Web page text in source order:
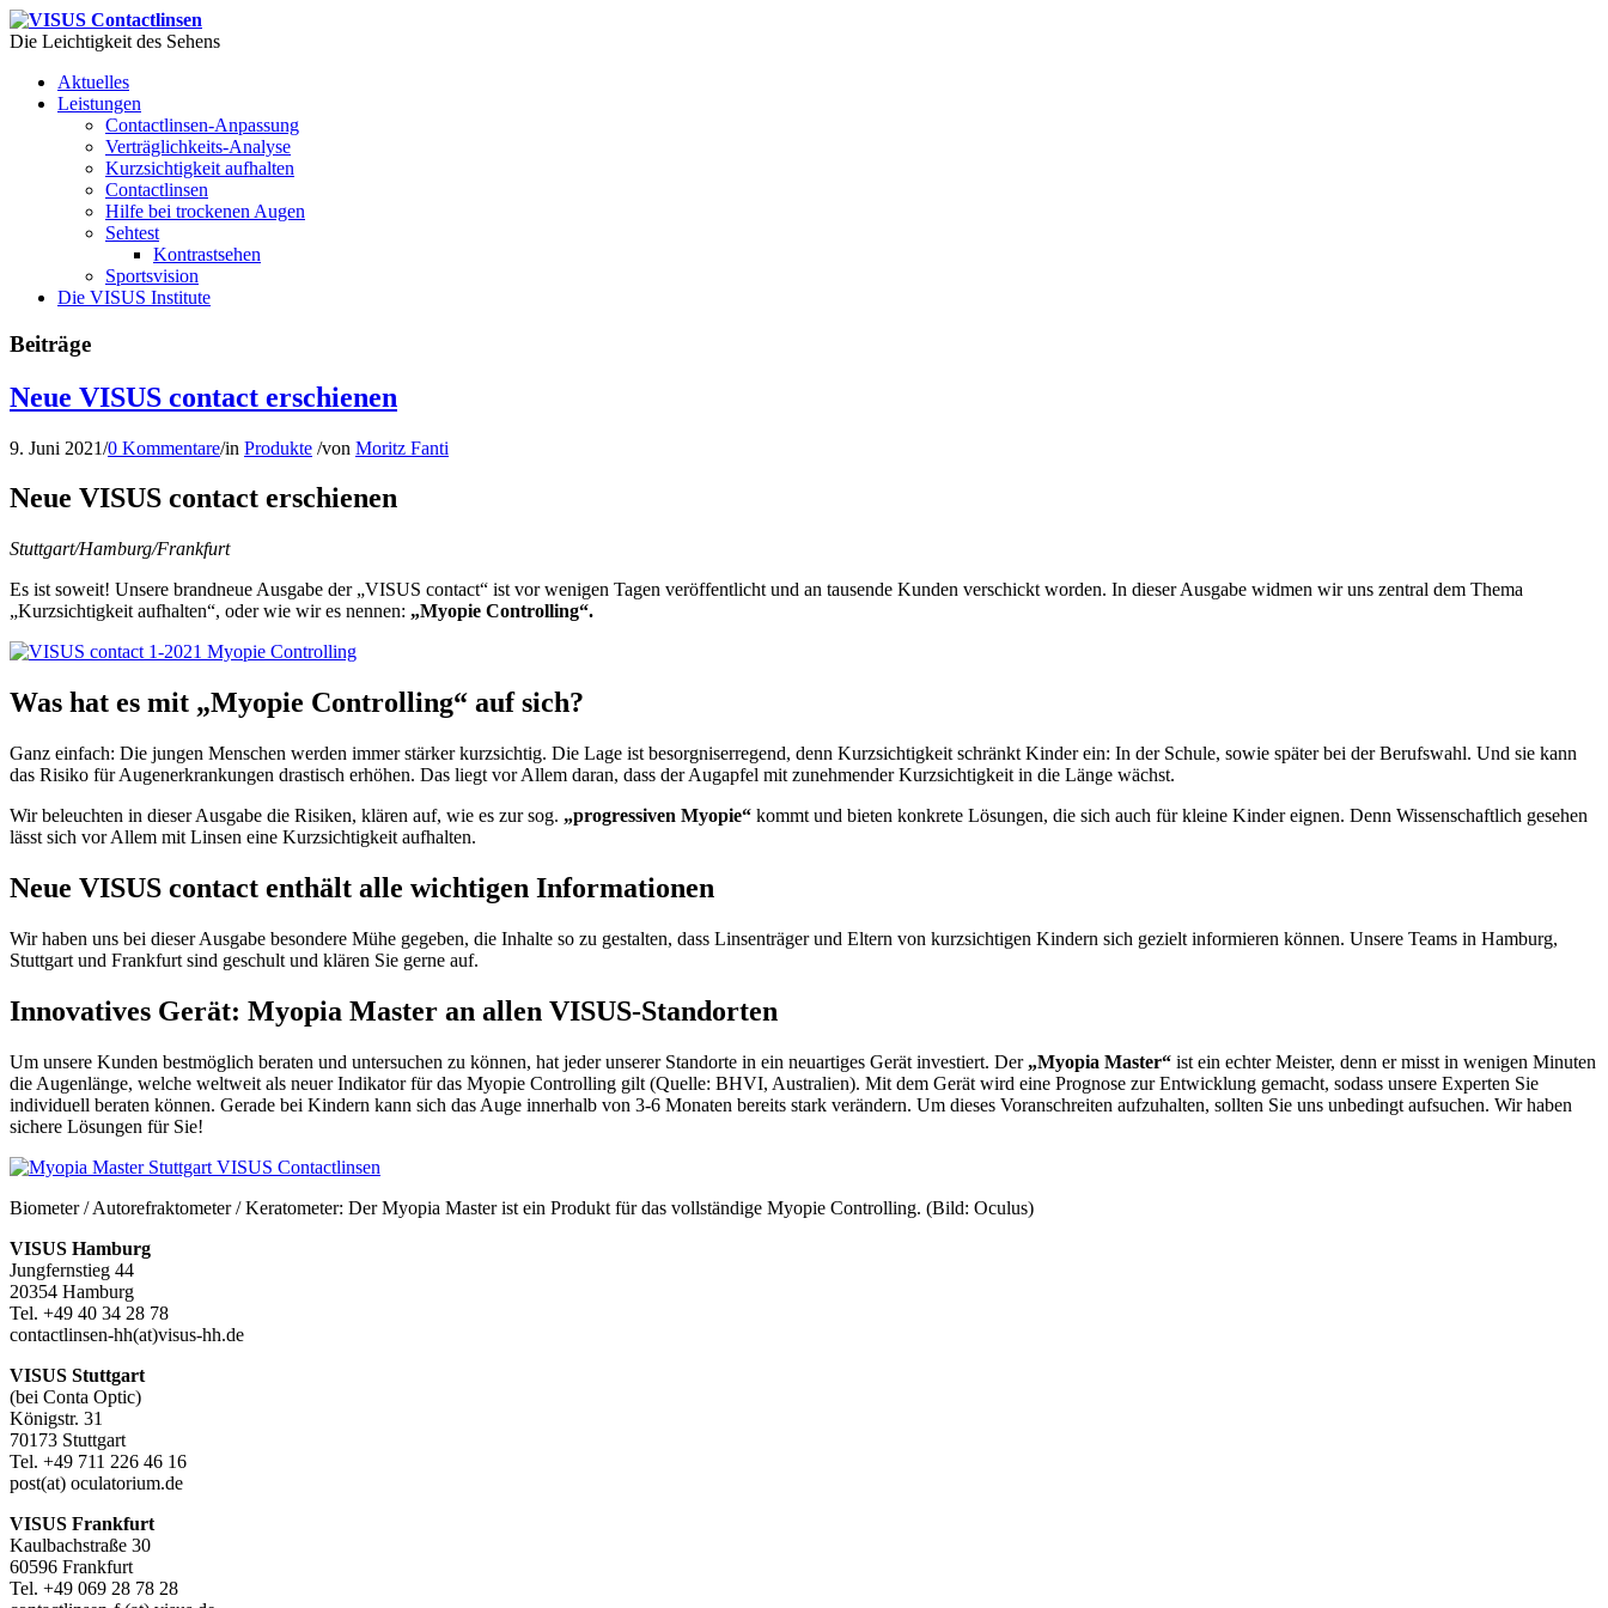
Die Leichtigkeit des Sehens
Aktuelles
Leistungen
Contactlinsen-Anpassung
Verträglichkeits-Analyse
Kurzsichtigkeit aufhalten
Contactlinsen
Hilfe bei trockenen Augen
Sehtest
Kontrastsehen
Sportsvision
Die VISUS Institute
Beiträge
Neue VISUS contact erschienen
9. Juni 2021/0 Kommentare/in Produkte /von Moritz Fanti
Neue VISUS contact erschienen
Stuttgart/Hamburg/Frankfurt
Es ist soweit! Unsere brandneue Ausgabe der „VISUS contact“ ist vor wenigen Tagen veröffentlicht und an tausende Kunden verschickt worden. In dieser Ausgabe widmen wir uns zentral dem Thema
„Kurzsichtigkeit aufhalten“, oder wie wir es nennen: „Myopie Controlling“.
Was hat es mit „Myopie Controlling“ auf sich?
Ganz einfach: Die jungen Menschen werden immer stärker kurzsichtig. Die Lage ist besorgniserregend, denn Kurzsichtigkeit schränkt Kinder ein: In der Schule, sowie später bei der Berufswahl. Und sie kann
das Risiko für Augenerkrankungen drastisch erhöhen. Das liegt vor Allem daran, dass der Augapfel mit zunehmender Kurzsichtigkeit in die Länge wächst.
Wir beleuchten in dieser Ausgabe die Risiken, klären auf, wie es zur sog. „progressiven Myopie“ kommt und bieten konkrete Lösungen, die sich auch für kleine Kinder eignen. Denn Wissenschaftlich gesehen
lässt sich vor Allem mit Linsen eine Kurzsichtigkeit aufhalten.
Neue VISUS contact enthält alle wichtigen Informationen
Wir haben uns bei dieser Ausgabe besondere Mühe gegeben, die Inhalte so zu gestalten, dass Linsenträger und Eltern von kurzsichtigen Kindern sich gezielt informieren können. Unsere Teams in Hamburg,
Stuttgart und Frankfurt sind geschult und klären Sie gerne auf.
Innovatives Gerät: Myopia Master an allen VISUS-Standorten
Um unsere Kunden bestmöglich beraten und untersuchen zu können, hat jeder unserer Standorte in ein neuartiges Gerät investiert. Der „Myopia Master“ ist ein echter Meister, denn er misst in wenigen Minuten
die Augenlänge, welche weltweit als neuer Indikator für das Myopie Controlling gilt (Quelle: BHVI, Australien). Mit dem Gerät wird eine Prognose zur Entwicklung gemacht, sodass unsere Experten Sie
individuell beraten können. Gerade bei Kindern kann sich das Auge innerhalb von 3-6 Monaten bereits stark verändern. Um dieses Voranschreiten aufzuhalten, sollten Sie uns unbedingt aufsuchen. Wir haben
sichere Lösungen für Sie!
Biometer / Autorefraktometer / Keratometer: Der Myopia Master ist ein Produkt für das vollständige Myopie Controlling. (Bild: Oculus)
VISUS Hamburg
Jungfernstieg 44
20354 Hamburg
Tel. +49 40 34 28 78
contactlinsen-hh(at)visus-hh.de
VISUS Stuttgart
(bei Conta Optic)
Königstr. 31
70173 Stuttgart
Tel. +49 711 226 46 16
post(at) oculatorium.de
VISUS Frankfurt
Kaulbachstraße 30
60596 Frankfurt
Tel. +49 069 28 78 28